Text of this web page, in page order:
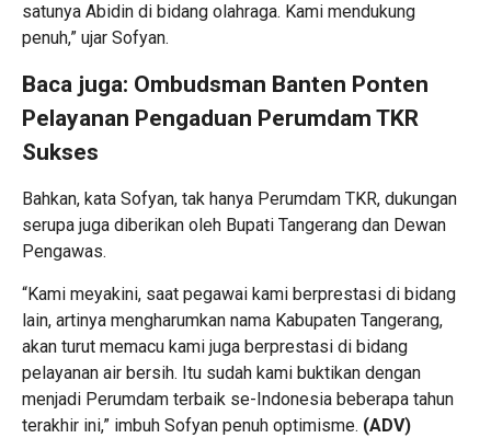
satunya Abidin di bidang olahraga. Kami mendukung
penuh,” ujar Sofyan.
Baca juga: Ombudsman Banten Ponten
Pelayanan Pengaduan Perumdam TKR
Sukses
Bahkan, kata Sofyan, tak hanya Perumdam TKR, dukungan
serupa juga diberikan oleh Bupati Tangerang dan Dewan
Pengawas.
“Kami meyakini, saat pegawai kami berprestasi di bidang
lain, artinya mengharumkan nama Kabupaten Tangerang,
akan turut memacu kami juga berprestasi di bidang
pelayanan air bersih. Itu sudah kami buktikan dengan
menjadi Perumdam terbaik se-Indonesia beberapa tahun
terakhir ini,” imbuh Sofyan penuh optimisme. (ADV)